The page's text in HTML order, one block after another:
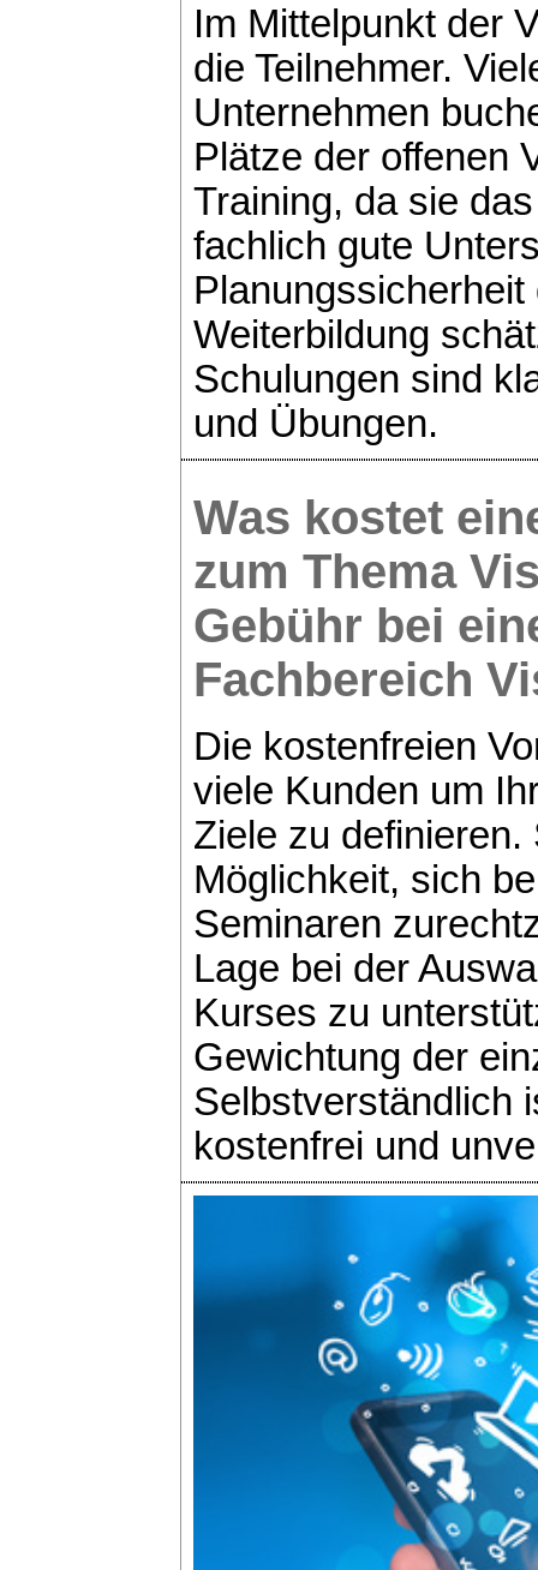
Im Mittelpunkt der
die Teilnehmer.
Unternehmen
Plätze der offenen
Training, da sie
fachlich gute
Weiterbildung
Schulungen sind
und Übungen.
Was kostet
zum Thema
Gebühr bei
Fachbereich
Die kostenfreien
viele Kunden um
Ziele zu
Möglichkeit, sich
Seminaren
Lage bei der
Kurses zu
Gewichtung der
Selbstverständlich
kostenfrei und